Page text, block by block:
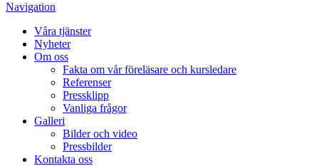
Navigation
Våra tjänster
Nyheter
Om oss
Fakta om vår föreläsare och kursledare
Referenser
Pressklipp
Vanliga frågor
Galleri
Bilder och video
Pressbilder
Kontakta oss